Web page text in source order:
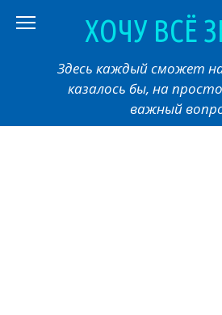
ХОЧУ ВСЁ
Здесь каждый сможет
казалось бы, на
важный